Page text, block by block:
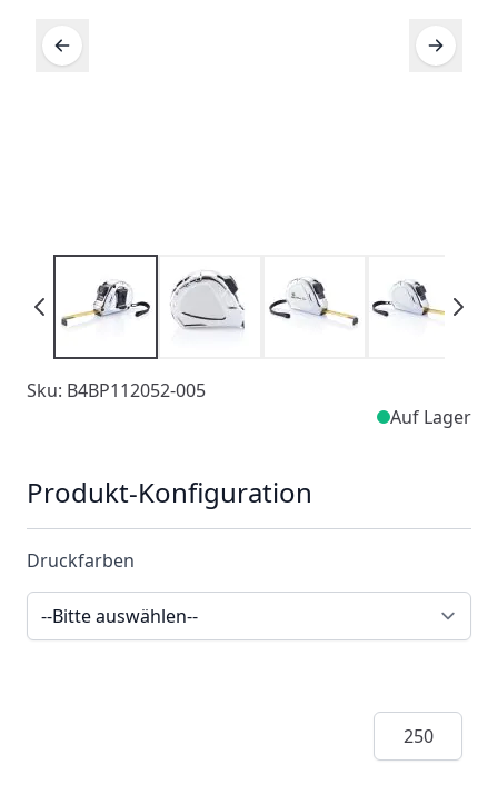
Sku: B4BP112052-005
Auf Lager
Produkt-Konfiguration
Druckfarben
Menge